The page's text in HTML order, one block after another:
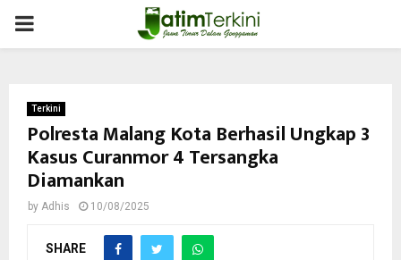
PRIMARY
Terkini
Polresta Malang Kota Berhasil Ungkap 3
Kasus Curanmor 4 Tersangka
Diamankan
by Adhis 10/08/2025
SHARE